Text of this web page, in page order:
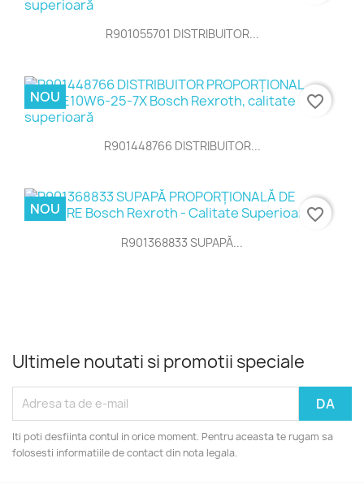
R901055701 DISTRIBUITOR...
R901448766 DISTRIBUITOR...
NOU favorite_border
R901368833 SUPAPĂ...
NOU favorite_border
Ultimele noutati si promotii speciale
Iti poti desfiinta contul in orice moment. Pentru aceasta te rugam sa
folosesti informatiile de contact din nota legala.